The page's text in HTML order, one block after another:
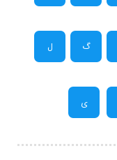
گ ل
ی